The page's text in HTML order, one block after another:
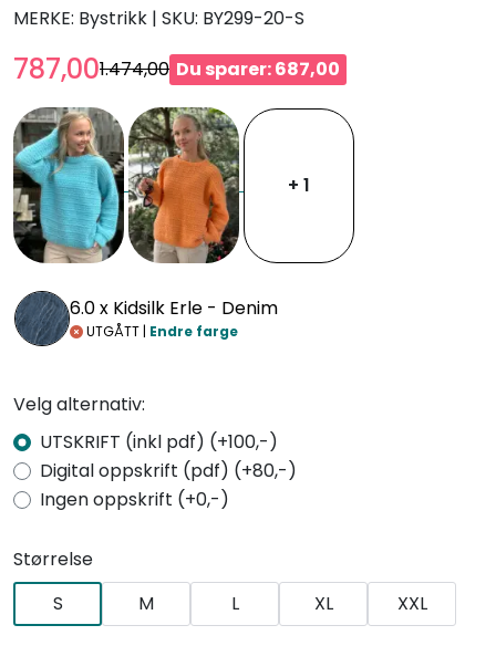
MERKE: Bystrikk | SKU: BY299-20-S
787,001.474,00 Du sparer: 687,00
+ 1
6.0 x Kidsilk Erle - Denim
UTGÅTT | Endre farge
Velg alternativ:
UTSKRIFT (inkl pdf) (+100,-)
Digital oppskrift (pdf) (+80,-)
Ingen oppskrift (+0,-)
Størrelse
S
M L XL XXL